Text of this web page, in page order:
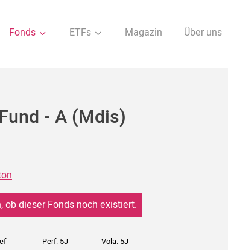
Fonds ETFs Magazin Über uns
- A (Mdis)
dieser Fonds noch existiert.
Perf. 5J Vola. 5J